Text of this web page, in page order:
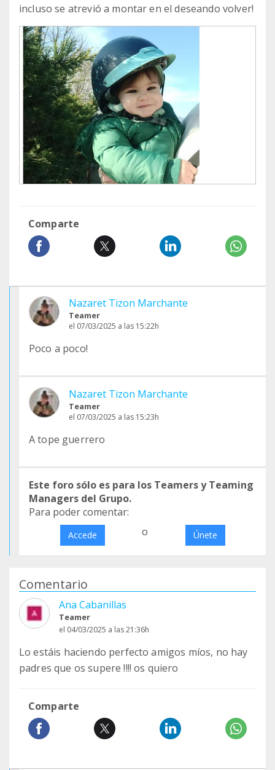
incluso se atrevió a montar en el deseando volver!
Comparte
Nazaret Tizon Marchante
Teamer
el 07/03/2025 a las 15:22h
Poco a poco!
Nazaret Tizon Marchante
Teamer
el 07/03/2025 a las 15:23h
A tope guerrero
Este foro sólo es para los Teamers y Teaming
Managers del Grupo.
Para poder comentar:
Accede o Únete
Comentario
Ana Cabanillas
Teamer
el 04/03/2025 a las 21:36h
Lo estáis haciendo perfecto amigos míos, no hay
padres que os supere !!!! os quiero
Comparte